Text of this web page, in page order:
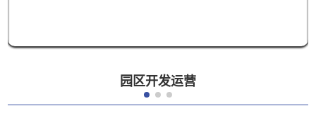
园区开发运营